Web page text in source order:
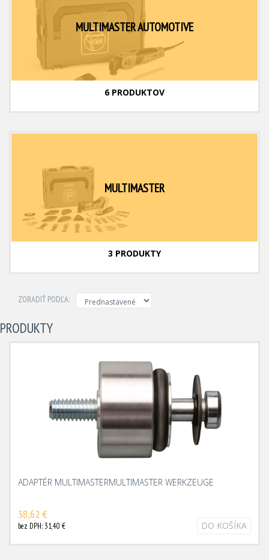
MULTIMASTER AUTOMOTIVE
6 PRODUKTOV
MULTIMASTER
3 PRODUKTY
ZORADIŤ PODĽA:
PRODUKTY
ADAPTÉR MULTIMASTERMULTIMASTER WERKZEUGE
38,62 €
bez DPH: 31,40 € DO KOŠÍKA